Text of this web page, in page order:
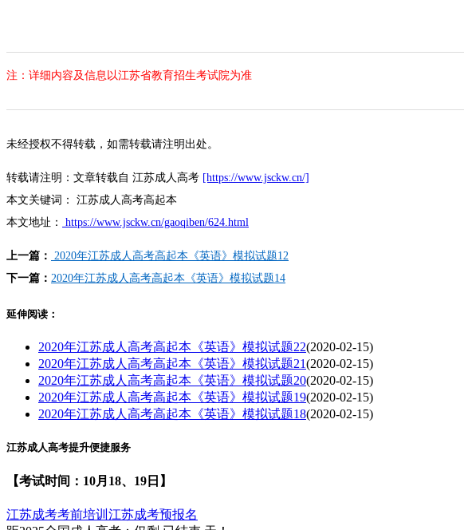
注：详细内容及信息以江苏省教育招生考试院为准
未经授权不得转载，如需转载请注明出处。
转载请注明： 文章转载自 江苏成人高考 [https://www.jsckw.cn/]
本文关键词：
江苏成人高考高起本
本文地址：
https://www.jsckw.cn/gaoqiben/624.html
上一篇：
2020年江苏成人高考高起本《英语》模拟试题12
下一篇： 2020年江苏成人高考高起本《英语》模拟试题14
延伸阅读：
2020年江苏成人高考高起本《英语》模拟试题22(2020-02-15)
2020年江苏成人高考高起本《英语》模拟试题21(2020-02-15)
2020年江苏成人高考高起本《英语》模拟试题20(2020-02-15)
2020年江苏成人高考高起本《英语》模拟试题19(2020-02-15)
2020年江苏成人高考高起本《英语》模拟试题18(2020-02-15)
江苏成人高考提升便捷服务
【考试时间：10月18、19日】
江苏成考考前培训 江苏成考预报名